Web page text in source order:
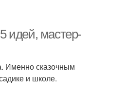
идей, мастер-
Именно сказочным
и школе.